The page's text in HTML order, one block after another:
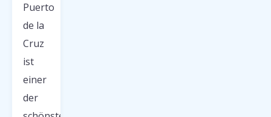
Puerto
de la
Cruz
ist
einer
der